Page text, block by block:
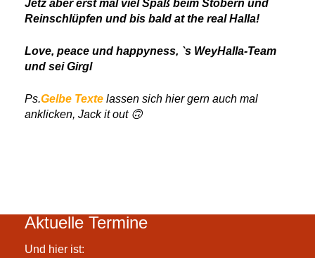
Aktuelle Termine
Und hier ist:
Jetz aber erst mal viel Spaß beim Stöbern und
Reinschlüpfen und bis bald at the real Halla!
Love, peace und happyness, `s WeyHalla-Team
und sei Girgl
Ps.Gelbe Texte lassen sich hier gern auch mal
anklicken, Jack it out 🙃